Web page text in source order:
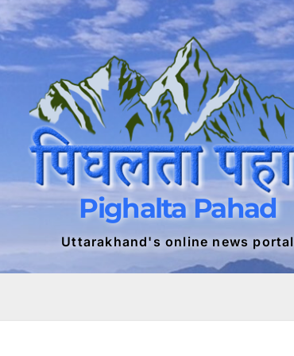
Pighalta Pahad
Uttarakhand's online news portal